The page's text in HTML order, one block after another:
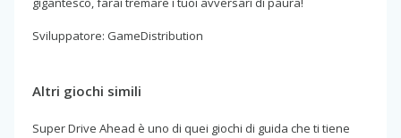
Sviluppatore: GameDistribution
Altri giochi simili
Super Drive Ahead è uno di quei giochi di guida che ti tiene